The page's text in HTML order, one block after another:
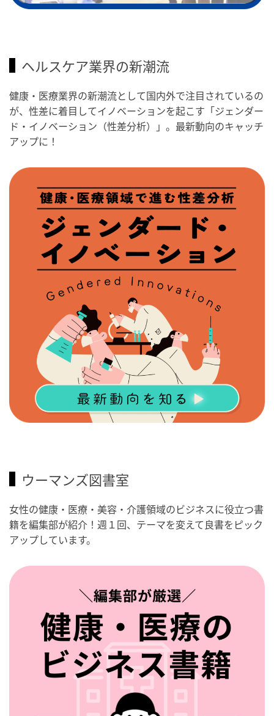
ヘルスケア業界の新潮流
健康・医療業界の新潮流として国内外で注目されているの
が、性差に着目してイノベーションを起こす「ジェンダー
ド・イノベーション（性差分析）」。最新動向のキャッチ
アップに！
ウーマンズ図書室
女性の健康・医療・美容・介護領域のビジネスに役立つ書
籍を編集部が紹介！週１回、テーマを変えて良書をピック
アップしています。